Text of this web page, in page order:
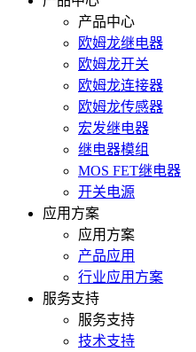
产品中心
欧姆龙继电器
欧姆龙开关
欧姆龙连接器
欧姆龙传感器
宏发继电器
继电器模组
MOS FET继电器
开关电源
应用方案
应用方案
产品应用
行业应用方案
服务支持
服务支持
技术支持